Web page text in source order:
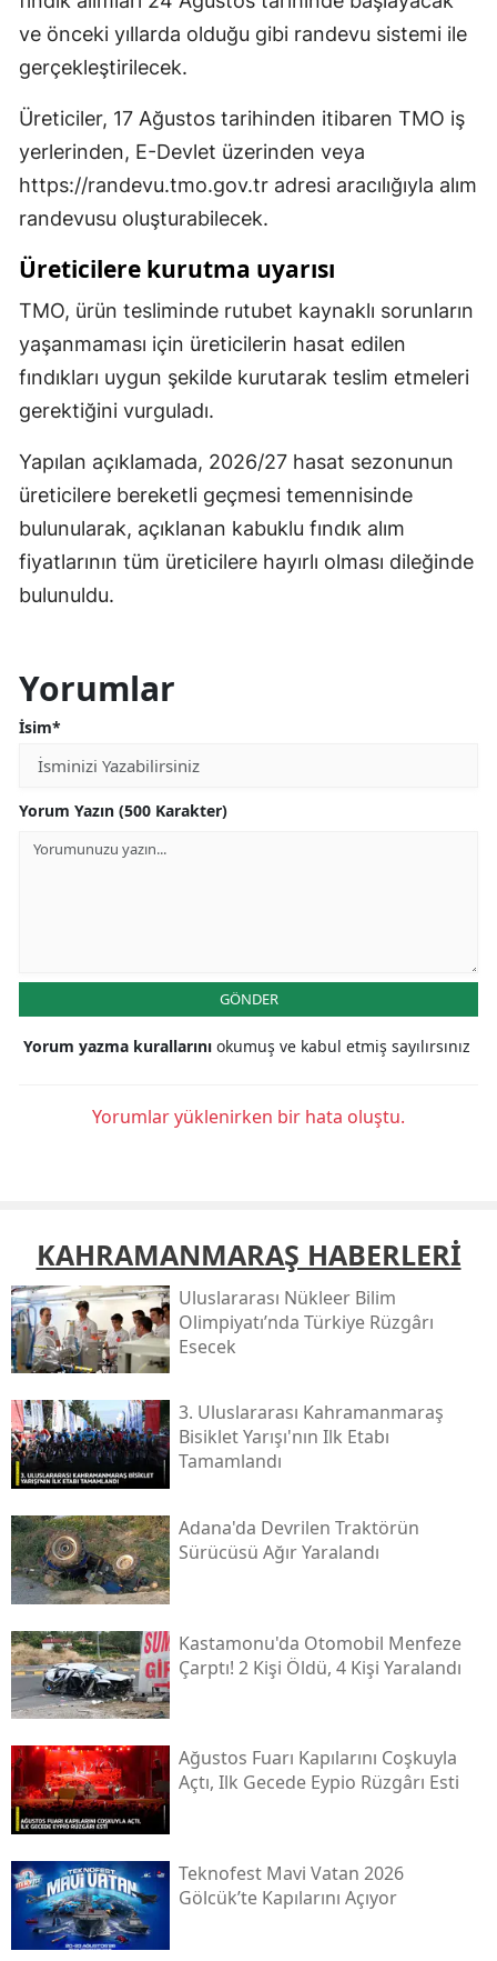
ve önceki yıllarda olduğu gibi randevu sistemi ile
gerçekleştirilecek.
Üreticiler, 17 Ağustos tarihinden itibaren TMO iş
yerlerinden, E-Devlet üzerinden veya
https://randevu.tmo.gov.tr adresi aracılığıyla alım
randevusu oluşturabilecek.
Üreticilere kurutma uyarısı
TMO, ürün tesliminde rutubet kaynaklı sorunların
yaşanmaması için üreticilerin hasat edilen
fındıkları uygun şekilde kurutarak teslim etmeleri
gerektiğini vurguladı.
Yapılan açıklamada, 2026/27 hasat sezonunun
üreticilere bereketli geçmesi temennisinde
bulunularak, açıklanan kabuklu fındık alım
fiyatlarının tüm üreticilere hayırlı olması dileğinde
bulunuldu.
Yorumlar
İsim*
Yorum Yazın (500 Karakter)
GÖNDER
Yorum yazma kurallarını okumuş ve kabul etmiş sayılırsınız
Yorumlar yüklenirken bir hata oluştu.
KAHRAMANMARAŞ HABERLERİ
Uluslararası Nükleer Bilim
Olimpiyatı’nda Türkiye Rüzgârı
Esecek
3. Uluslararası Kahramanmaraş
Bisiklet Yarışı'nın Ilk Etabı
Tamamlandı
Adana'da Devrilen Traktörün
Sürücüsü Ağır Yaralandı
Kastamonu'da Otomobil Menfeze
Çarptı! 2 Kişi Öldü, 4 Kişi Yaralandı
Ağustos Fuarı Kapılarını Coşkuyla
Açtı, Ilk Gecede Eypio Rüzgârı Esti
Teknofest Mavi Vatan 2026
Gölcük’te Kapılarını Açıyor